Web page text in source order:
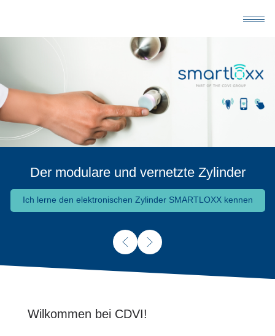
Der modulare und vernetzte Zylinder
Ich lerne den elektronischen Zylinder SMARTLOXX kennen
Wilkommen bei CDVI!